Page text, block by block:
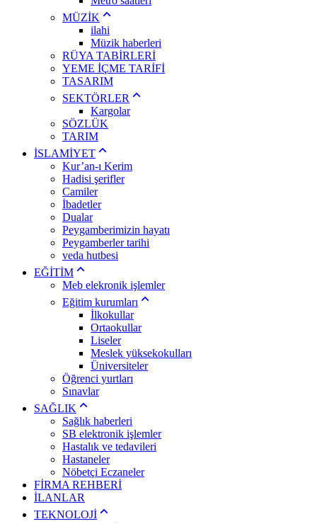
MÜZİK
ilahi
Müzik haberleri
RÜYA TABİRLERİ
YEME İÇME TARİFİ
TASARIM
SEKTÖRLER
Kargolar
SÖZLÜK
TARIM
İSLAMİYET
Kur’an-ı Kerim
Hadisi şerifler
Camiler
İbadetler
Dualar
Peygamberimizin hayatı
Peygamberler tarihi
veda hutbesi
EĞİTİM
Meb elekronik işlemler
Eğitim kurumları
İlkokullar
Ortaokullar
Liseler
Meslek yüksekokulları
Üniversiteler
Öğrenci yurtları
Sınavlar
SAĞLIK
Sağlık haberleri
SB elektronik işlemler
Hastalık ve tedavileri
Hastaneler
Nöbetçi Eczaneler
FİRMA REHBERİ
İLANLAR
TEKNOLOJİ